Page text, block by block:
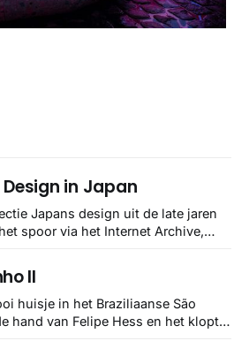
in Japan
Japans design uit de late jaren
spoor via het Internet Archive,
✨ Daarin hebben ze alle scans een
op deze manier vind ik ze er
II
huisje in het Braziliaanse São
hand van Felipe Hess en het klopt